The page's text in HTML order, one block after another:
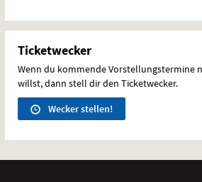
Ticketwecker
Wenn du kommende Vorstellungstermine
willst, dann stell dir den Ticketwecker.
Wecker stellen!